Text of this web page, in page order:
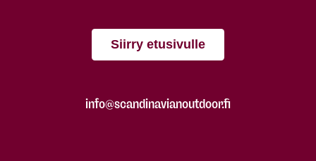
Siirry etusivulle
info@scandinavianoutdoor.fi